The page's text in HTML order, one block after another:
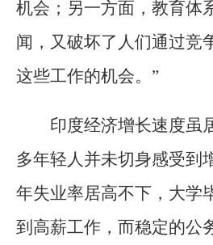
机会；另一方面，教育体
闻，又破坏了人们通过竞
这些工作的机会。”
印度经济增长速度虽
多年轻人并未切身感受到
年失业率居高不下，大学
到高薪工作，而稳定的公